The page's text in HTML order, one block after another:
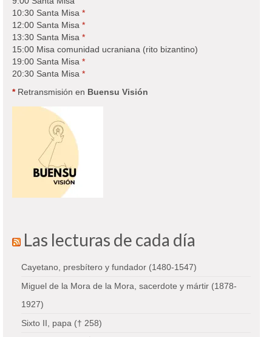
10:30 Santa Misa *
12:00 Santa Misa *
13:30 Santa Misa *
15:00 Misa comunidad ucraniana (rito bizantino)
19:00 Santa Misa *
20:30 Santa Misa *
*Retransmisión en Buensu Visión
Las lecturas de cada día
Cayetano, presbítero y fundador (1480-1547)
Miguel de la Mora de la Mora, sacerdote y mártir (1878-
1927)
Sixto II, papa († 258)